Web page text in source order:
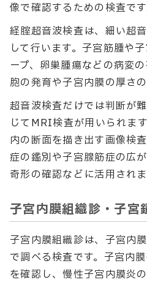
像で確認するための検査です
経腟超音波検査は、細い超
して行います。子宮筋腫や
ープ、卵巣腫瘍などの病変
胞の発育や子宮内膜の厚さ
超音波検査だけでは判断が
じてMRI検査が用いられま
内の断面を描き出す画像検
症の鑑別や子宮腺筋症の広
奇形の確認などに活用されま
子宮内膜組織診・子宮
子宮内膜組織診は、子宮内
で調べる検査です。子宮内
を確認し、慢性子宮内膜炎